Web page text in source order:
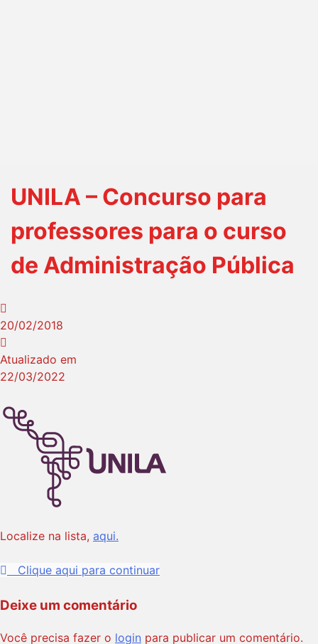
UNILA – Concurso para
professores para o curso
de Administração Pública
20/02/2018
Atualizado em
22/03/2022
Localize na lista, aqui.
Clique aqui para continuar
Deixe um comentário
Você precisa fazer o login para publicar um comentário.